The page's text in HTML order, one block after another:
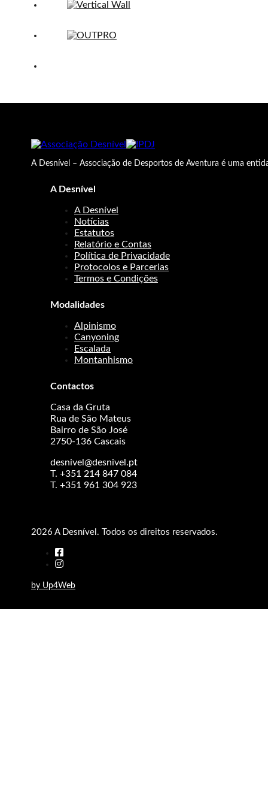
A Desnível – Associação de Desportos de Aventura é uma
A Desnível
A Desnível
Notícias
Estatutos
Relatório e Contas
Política de Privacidade
Protocolos e Parcerias
Termos e Condições
Modalidades
Alpinismo
Canyoning
Escalada
Montanhismo
Contactos
Casa da Gruta
Rua de São Mateus
Bairro de São José
2750-136 Cascais
desnivel@desnivel.pt
T. +351 214 847 084
T. +351 961 304 923
2026 A Desnível. Todos os direitos reservados.
by Up4Web